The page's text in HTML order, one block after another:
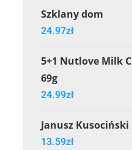
Szklany dom
24.97zł
5+1 Nutlove Milk
69g
24.99zł
Janusz Kusociński
13.59zł